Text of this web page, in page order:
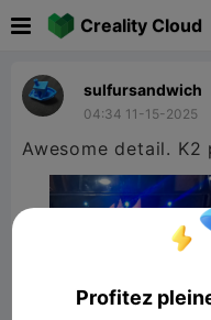
Creality Cloud
sulfursandwich
04:34 11-15-2025
Awesome detail. K2
Profitez